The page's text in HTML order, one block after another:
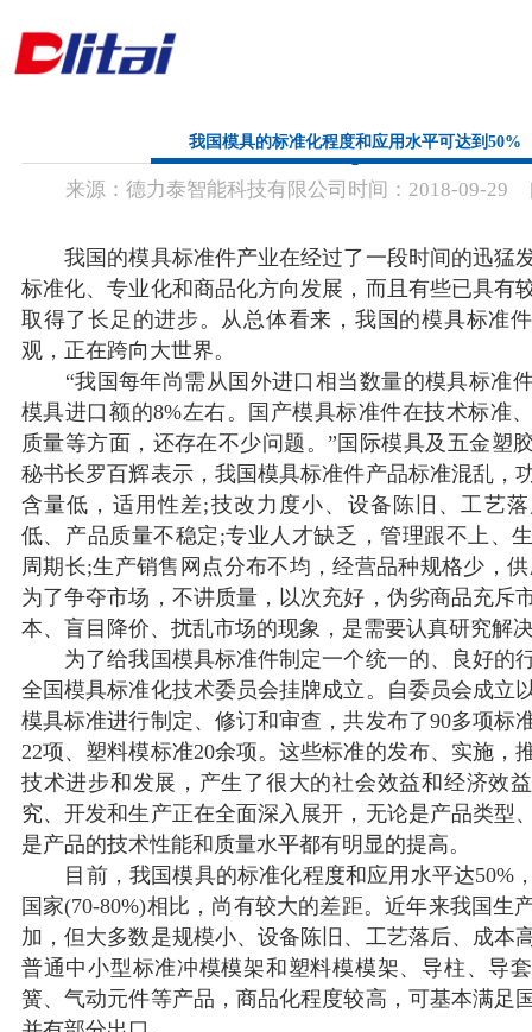
首 页
公司简介
产品中心
解决方案
新闻资讯
联系方式
我国模具的标准化程度和应用水平可达到50%
来源： 德力泰智能科技有限公司 时间： 2018-09-29
我国的模具标准件产业在经过了一段时间的迅猛
标准化、专业化和商品化方向发展，而且有些已具有
取得了长足的进步。从总体看来，我国的模具标准
观，正在跨向大世界。
“我国每年尚需从国外进口相当数量的模具标准
模具进口额的8%左右。国产模具标准件在技术标准
质量等方面，还存在不少问题。”国际模具及五金塑
秘书长罗百辉表示，我国模具标准件产品标准混乱，
含量低，适用性差;技改力度小、设备陈旧、工艺
低、产品质量不稳定;专业人才缺乏，管理跟不上、
周期长;生产销售网点分布不均，经营品种规格少，
为了争夺市场，不讲质量，以次充好，伪劣商品充斥
本、盲目降价、扰乱市场的现象，是需要认真研究解
为了给我国模具标准件制定一个统一的、良好的
全国模具标准化技术委员会挂牌成立。自委员会成立
模具标准进行制定、修订和审查，共发布了90多项标
22项、塑料模标准20余项。这些标准的发布、实施，
技术进步和发展，产生了很大的社会效益和经济效
究、开发和生产正在全面深入展开，无论是产品类型
是产品的技术性能和质量水平都有明显的提高。
目前，我国模具的标准化程度和应用水平达50%
国家(70-80%)相比，尚有较大的差距。近年来我国生
加，但大多数是规模小、设备陈旧、工艺落后、成本
普通中小型标准冲模模架和塑料模模架、导柱、导
簧、气动元件等产品，商品化程度较高，可基本满足